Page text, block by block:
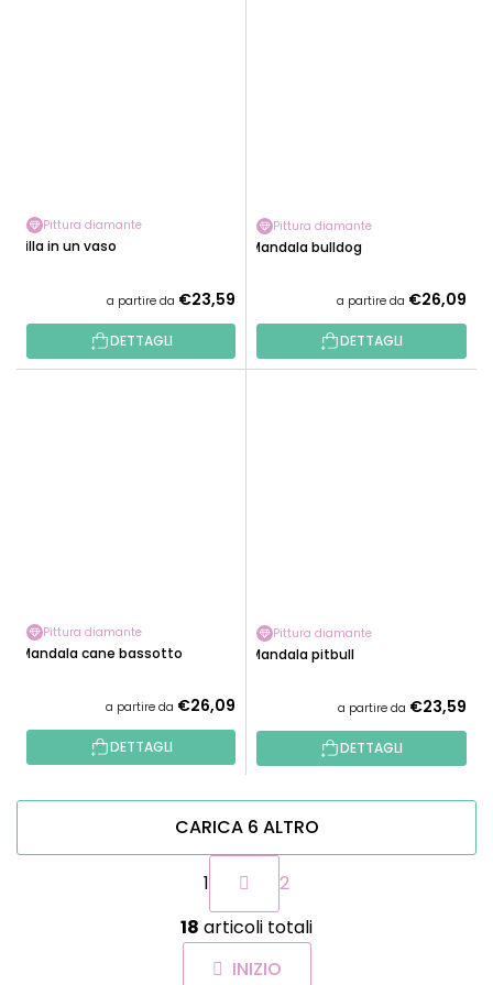
Pittura diamante
Lilla in un vaso
a partire da €23,59
DETTAGLI
Pittura diamante
Mandala bulldog
a partire da €26,09
DETTAGLI
Pittura diamante
Mandala cane bassotto
a partire da €26,09
DETTAGLI
Pittura diamante
Mandala pitbull
a partire da €23,59
DETTAGLI
C
o
n
CARICA 6 ALTRO
P
a
g
i
n
a
1
2
18 articoli totali
INIZIO